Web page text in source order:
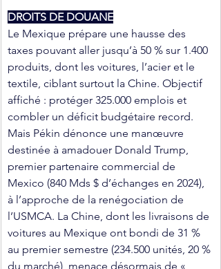
DROITS DE DOUANE
Le Mexique prépare une hausse des
taxes pouvant aller jusqu’à 50 % sur 1.400
produits, dont les voitures, l’acier et le
textile, ciblant surtout la Chine. Objectif
affiché : protéger 325.000 emplois et
combler un déficit budgétaire record.
Mais Pékin dénonce une manœuvre
destinée à amadouer Donald Trump,
premier partenaire commercial de
Mexico (840 Mds $ d’échanges en 2024),
à l’approche de la renégociation de
l’USMCA. La Chine, dont les livraisons de
voitures au Mexique ont bondi de 31 %
au premier semestre (234.500 unités, 20 %
du marché), menace désormais de «